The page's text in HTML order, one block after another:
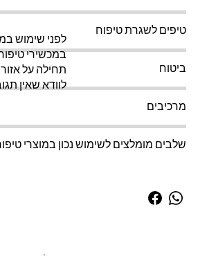
טיפים לשגרת טיפוח
ביטוח
מרכיבים
שלבים מומלצים לשימוש נכון במוצרי
לפני שימוש
במכשירי
תחילה על
לוודא שאין